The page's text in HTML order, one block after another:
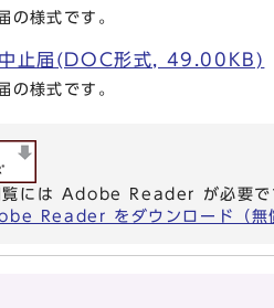
の様式です。
中止届(DOC形式, 49.00KB)
の様式です。
覧には Adobe Reader が必要で
Reader をダウンロード（無